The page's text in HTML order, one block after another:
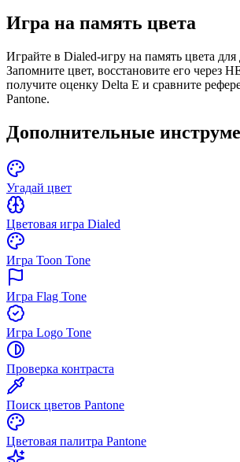
Игра на память цвета
Играйте в Dialed-игру на память цвета для
Запомните цвет, восстановите его через
получите оценку Delta E и сравните
Pantone.
Дополнительные
Угадай цвет
Цветовая игра Dialed
Игра Toon Tone
Игра Flag Tone
Игра Logo Tone
Проверка контраста
Поиск цветов Pantone
Цветовая палитра Pantone